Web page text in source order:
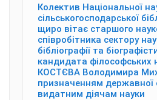
Колектив Національної
сільськогосподарської
щиро вітає старшого
співробітника сектору
бібліографії та
кандидата філософських
КОСТЄВА Володимира
призначенням державної
видатним діячам науки